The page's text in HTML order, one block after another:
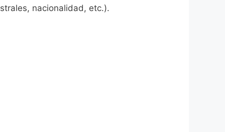
nacionalidad, etc.).